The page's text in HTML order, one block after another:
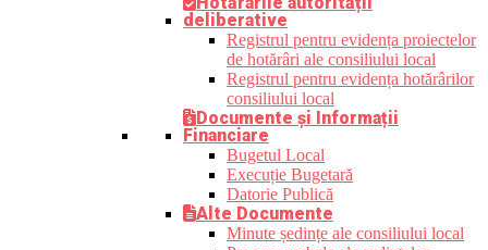
deliberative
Registrul pentru evidența proiectelor
de hotărâri ale consiliului local
Registrul pentru evidența hotărârilor
consiliului local
Documente și Informații
Financiare
Bugetul Local
Execuție Bugetară
Datorie Publică
Alte Documente
Minute ședințe ale consiliului local